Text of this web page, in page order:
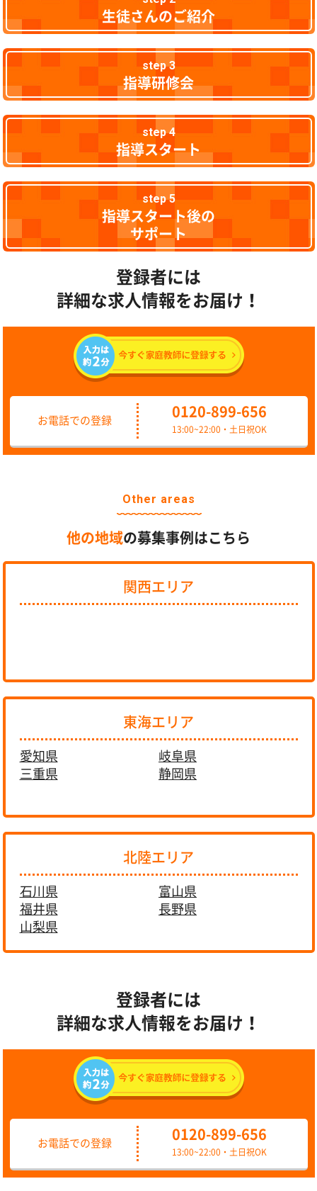
生徒さんのご紹介
step 3
指導研修会
step 4
指導スタート
step 5
指導スタート後の
サポート
登録者には
詳細な求人情報をお届け！
お電話での登録
0120-899-656
13:00~22:00・土日祝OK
Other areas
他の地域の募集事例はこちら
関西エリア
東海エリア
愛知県
岐阜県
三重県
静岡県
北陸エリア
石川県
富山県
福井県
長野県
山梨県
登録者には
詳細な求人情報をお届け！
お電話での登録
0120-899-656
13:00~22:00・土日祝OK